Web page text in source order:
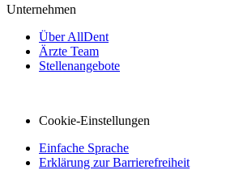
Unternehmen
Über AllDent
Ärzte Team
Stellenangebote
Cookie-Einstellungen
Einfache Sprache
Erklärung zur Barrierefreiheit